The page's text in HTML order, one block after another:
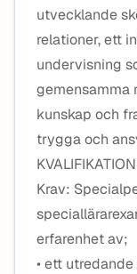
utvecklande
relationer, ett
undervisning
gemensamma
kunskap och
trygga och
Krav:
erfarenhet av;
• ett